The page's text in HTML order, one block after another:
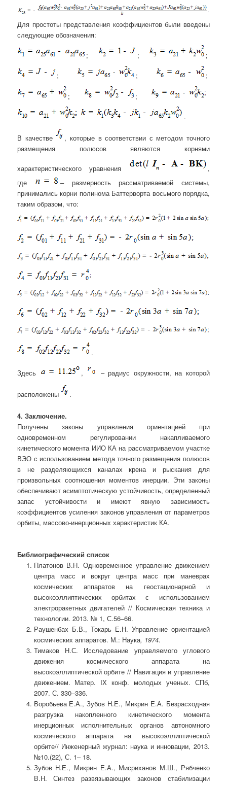
Для простоты представления коэффициентов были введены
следующие обозначения:
; ; ;
; ; ;
; ;
.
В качестве
, которые в соответствии с методом точного
размещения полюсов являются корнями
характеристического уравнения
,
где
– размерность рассматриваемой системы,
принимались корни полинома Баттерворта восьмого порядка,
таким образом, что:
.
Здесь , – радиус окружности, на которой
расположены .
4. Заключение.
Получены законы управления ориентацией при
одновременном регулировании накапливаемого
кинетического момента ИИО КА на рассматриваемом участке
ВЭО с использованием метода точного размещения полюсов
в не разделяющихся каналах крена и рыскания для
произвольных соотношения моментов инерции. Эти законы
обеспечивают асимптотическую устойчивость, определенный
запас устойчивости и имеют явную зависимость
коэффициентов усиления законов управления от параметров
орбиты, массово-инерционных характеристик КА.
Библиографический список
Платонов В.Н. Одновременное управление движением
центра масс и вокруг центра масс при маневрах
космических аппаратов на геостационарной и
высокоэллиптических орбитах с использованием
электроракетных двигателей // Космическая техника и
технологии. 2013. № 1, С.56–66.
Раушенбах Б.В., Токарь Е.Н. Управление ориентацией
космических аппаратов. М.: Наука, 1974.
Тимаков Н.С. Исследование управляемого углового
движения космического аппарата на
высокоэллиптической орбите // Навигация и управление
движением. Матер. IX конф. молодых ученых. СПб,
2007. С. 330–336.
Воробьева Е.А., Зубов Н.Е., Микрин Е.А. Безрасходная
разгрузка накопленного кинетического момента
инерционных исполнительных органов автономного
космического аппарата на высокоэллиптической
орбите// Инженерный журнал: наука и инновации, 2013.
№10.(22), С. 1– 18.
Зубов Н.Е., Микрин Е.А., Мисриханов М.Ш., Рябченко
В.Н. Синтез развязывающих законов стабилизации